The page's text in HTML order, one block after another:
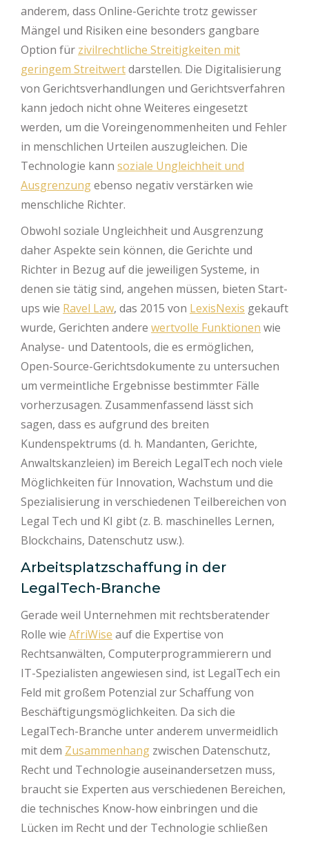
anderem, dass Online-Gerichte trotz gewisser
Mängel und Risiken eine besonders gangbare
Option für zivilrechtliche Streitigkeiten mit
geringem Streitwertdarstellen. Die Digitalisierung
von Gerichtsverhandlungen und Gerichtsverfahren
kann jedoch nicht ohne Weiteres eingesetzt
werden, um die Voreingenommenheiten und Fehler
in menschlichen Urteilen auszugleichen. Die
Technologie kann soziale Ungleichheit und
Ausgrenzungebenso negativ verstärken wie
menschliche Richter.
Obwohl soziale Ungleichheit und Ausgrenzung
daher Aspekte sein können, die Gerichte und
Richter in Bezug auf die jeweiligen Systeme, in
denen sie tätig sind, angehen müssen, bieten Start-
ups wie Ravel Law, das 2015 von LexisNexis gekauft
wurde, Gerichten andere wertvolle Funktionen wie
Analyse- und Datentools, die es ermöglichen,
Open-Source-Gerichtsdokumente zu untersuchen
um vermeintliche Ergebnisse bestimmter Fälle
vorherzusagen. Zusammenfassend lässt sich
sagen, dass es aufgrund des breiten
Kundenspektrums (d. h. Mandanten, Gerichte,
Anwaltskanzleien) im Bereich LegalTech noch viele
Möglichkeiten für Innovation, Wachstum und die
Spezialisierung in verschiedenen Teilbereichen von
Legal Tech und KI gibt (z. B. maschinelles Lernen,
Blockchains, Datenschutz usw.).
Arbeitsplatzschaffung in der
LegalTech-Branche
Gerade weil Unternehmen mit rechtsberatender
Rolle wie AfriWise auf die Expertise von
Rechtsanwälten, Computerprogrammierern und
IT-Spezialisten angewiesen sind, ist LegalTech ein
Feld mit großem Potenzial zur Schaffung von
Beschäftigungsmöglichkeiten. Da sich die
LegalTech-Branche unter anderem unvermeidlich
mit dem Zusammenhang zwischen Datenschutz,
Recht und Technologie auseinandersetzen muss,
braucht sie Experten aus verschiedenen Bereichen,
die technisches Know-how einbringen und die
Lücken im Recht und der Technologie schließen